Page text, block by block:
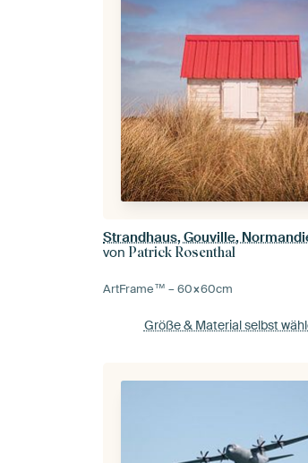
Strandhaus, Gouville,
vonPatrick Rosenthal
ArtFrame™ –60×60cm
Größe & Material selbst